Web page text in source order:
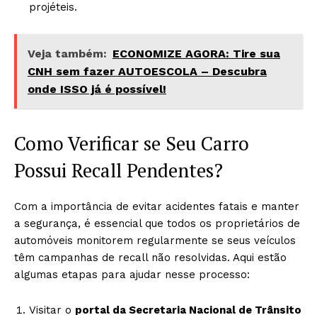
projéteis.
Veja também: ECONOMIZE AGORA: Tire sua
CNH sem fazer AUTOESCOLA – Descubra
onde ISSO já é possível!
Como Verificar se Seu Carro
Possui Recall Pendentes?
Com a importância de evitar acidentes fatais e manter
a segurança, é essencial que todos os proprietários de
automóveis monitorem regularmente se seus veículos
têm campanhas de recall não resolvidas. Aqui estão
algumas etapas para ajudar nesse processo:
Visitar o portal da Secretaria Nacional de Trânsito